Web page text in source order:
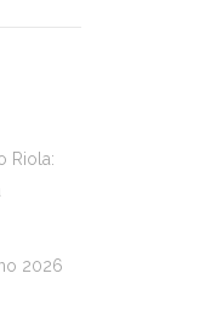
Riola:
2026